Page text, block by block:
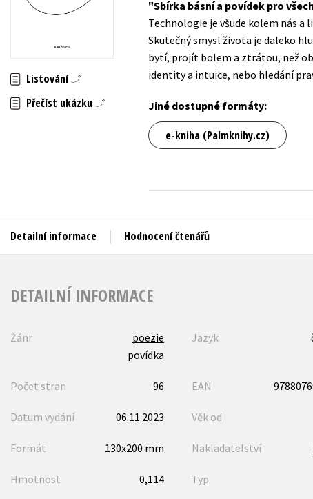
Auto - moto
Byznys a ekonomie
Jazyky
Kalendáře
Kariéra a osobní rozvoj
Komiks
Listování
Přečíst ukázku
Sbírka básní a povídek pro
Technologie je všude kolem nás a
Skutečný smysl života je daleko
bytí, projít bolem a ztrátou, než
identity a intuice, nebo hledání
Jiné dostupné formáty:
e-kniha (Palmknihy.cz)
Detailní informace Hodnocení čtenářů
DETAILNÍ INFORMACE
Žánr
poezie
povídka
Jazyk
Počet stran 96 EAN
Datum vydání 06.11.2023 Věk od
Formát 130x200 mm Nakladatelství
Hmotnost 0,114 Typ